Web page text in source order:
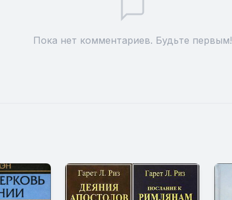
Пока нет комментариев. Будьте первым!